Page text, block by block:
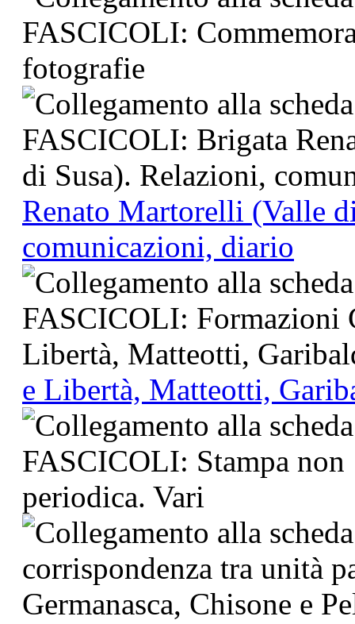
Renato Martorelli (Valle
comunicazioni, diario
e Libertà, Matteotti,